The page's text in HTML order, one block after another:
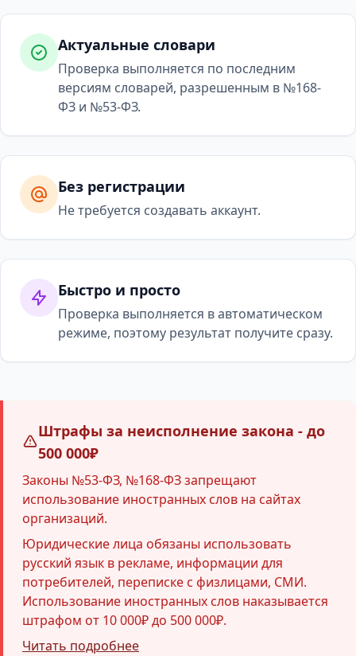
Актуальные словари
Проверка выполняется по последним
версиям словарей, разрешенным в №168-
ФЗ и №53-ФЗ.
Без регистрации
Не требуется создавать аккаунт.
Быстро и просто
Проверка выполняется в автоматическом
режиме, поэтому результат получите сразу.
Штрафы за неисполнение закона - до
500 000₽
Законы №53-ФЗ, №168-ФЗ запрещают
использование иностранных слов на сайтах
организаций.
Юридические лица обязаны использовать
русский язык в рекламе, информации для
потребителей, переписке с физлицами, СМИ.
Использование иностранных слов наказывается
штрафом от 10 000₽ до 500 000₽.
Читать подробнее